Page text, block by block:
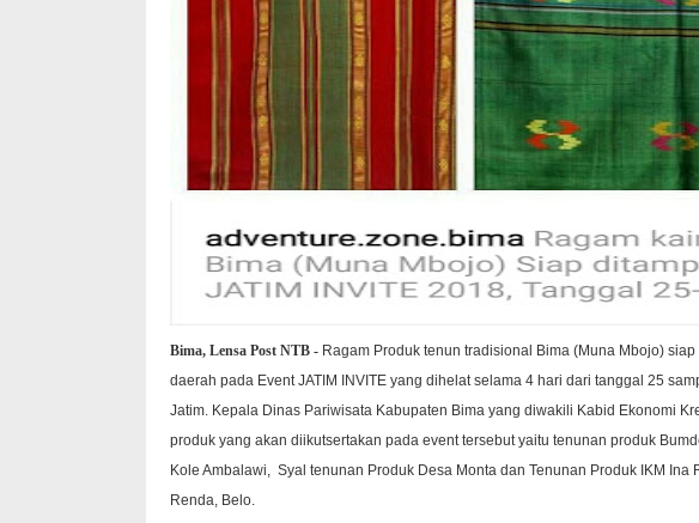
Bima, Lensa Post NTB - Ragam Produk tenun tradisional Bima (Muna Mbojo)
daerah pada Event JATIM INVITE yang dihelat selama 4 hari dari tanggal 25
Jatim. Kepala Dinas Pariwisata Kabupaten Bima yang diwakili Kabid Ekonomi
produk yang akan diikutsertakan pada event tersebut yaitu tenunan produk
Kole Ambalawi, Syal tenunan Produk Desa Monta dan Tenunan Produk IKM
Renda, Belo.